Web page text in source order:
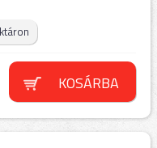
KOSÁRBA